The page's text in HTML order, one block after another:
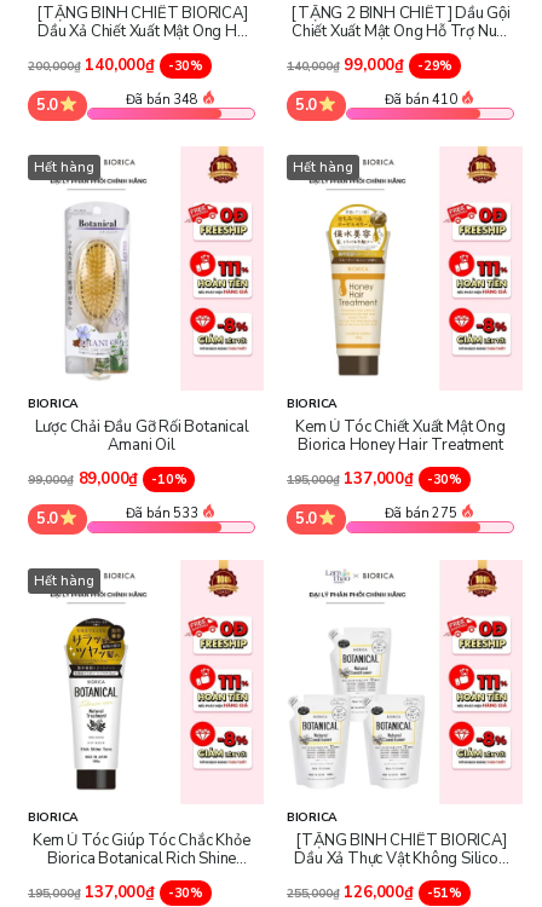
[TẶNG BÌNH CHIẾT BIORICA]
Dầu Xả Chiết Xuất Mật Ong Hỗ
Trợ Nuôi Dưỡng Tóc Biorica
Honey Conditioner
200,000₫ 140,000₫ -30%
5.0 Đã bán 348
[TẶNG 2 BÌNH CHIẾT] Dầu Gội
Chiết Xuất Mật Ong Hỗ Trợ Nuôi
Dưỡng Tóc Biorica Honey
Shampoo
140,000₫ 99,000₫ -29%
5.0 Đã bán 410
Hết hàng
BIORICA
Lược Chải Đầu Gỡ Rối Botanical
Amani Oil
99,000₫ 89,000₫ -10%
5.0 Đã bán 533
Hết hàng
BIORICA
Kem Ủ Tóc Chiết Xuất Mật Ong
Biorica Honey Hair Treatment
195,000₫ 137,000₫ -30%
5.0 Đã bán 275
Hết hàng
BIORICA
Kem Ủ Tóc Giúp Tóc Chắc Khỏe
Biorica Botanical Rich Shine
195,000₫ 137,000₫ -30%
BIORICA
[TẶNG BÌNH CHIẾT BIORICA]
Dầu Xả Thực Vật Không Silicon
Biorica Botanical Natural
Conditoner Non Silicone
255,000₫ 126,000₫ -51%